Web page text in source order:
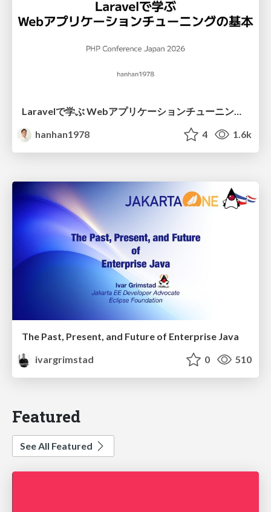
hanhan1978
4 1.6k
The Past, Present, and Future of Enterprise Java
ivargrimstad
0 510
Featured
See All Featured